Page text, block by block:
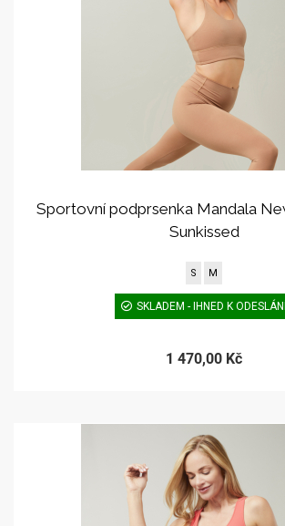
Sportovní podprsenka Mandala
Sunkissed
S M
SKLADEM - IHNED K ODESLÁNÍ
1 470,00 Kč